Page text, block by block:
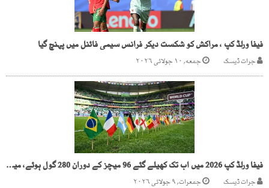
فیفا ورلڈ کپ ، مراکش کو شکست دیکر فرانس سیمی فائنل میں پہنچ گیا
جرات ڈیسک جمعه, ۱۰ جولائی ۲۰۲۶
فیفا ورلڈ کپ 2026 میں اب تک کھیلے گئے 96 میچز کے دوران 280 گول ہوئے، میسی سر فہرست
جرات ڈیسک جمعرات, ۹ جولائی ۲۰۲۶